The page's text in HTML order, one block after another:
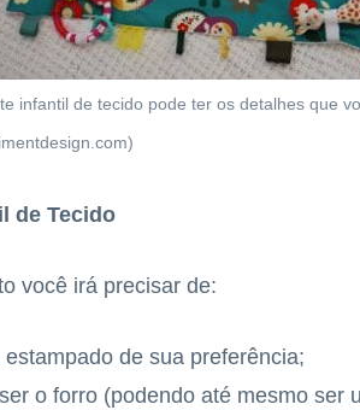
infantil de tecido pode ter os detalhes que
de Tecido
você irá precisar de:
de sua preferência;
o forro (podendo até mesmo ser